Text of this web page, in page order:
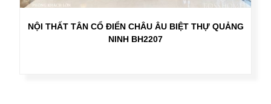
NỘI THẤT TÂN CỔ ĐIỂN CHÂU ÂU BIỆT THỰ QUẢNG
NINH BH2207